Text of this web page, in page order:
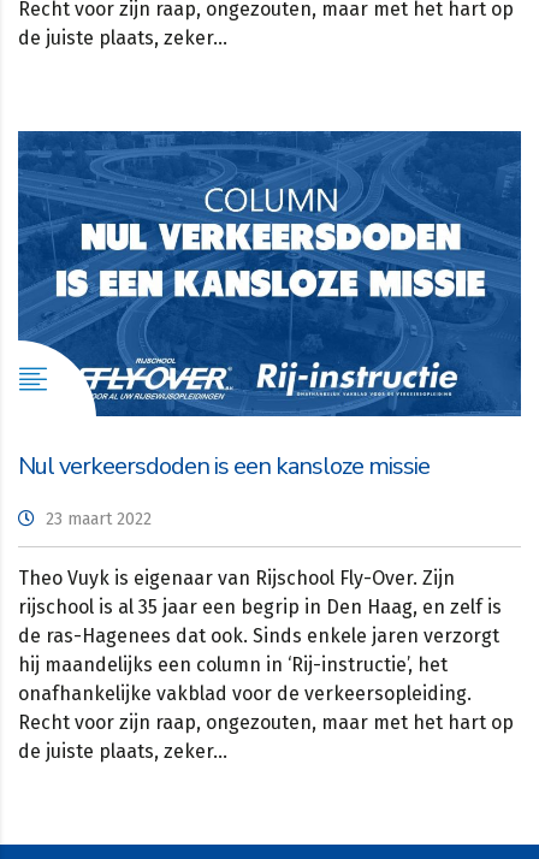
Recht voor zijn raap, ongezouten, maar met het hart op
de juiste plaats, zeker…
Nul verkeersdoden is een kansloze missie
23 maart 2022
Theo Vuyk is eigenaar van Rijschool Fly-Over. Zijn
rijschool is al 35 jaar een begrip in Den Haag, en zelf is
de ras-Hagenees dat ook. Sinds enkele jaren verzorgt
hij maandelijks een column in ‘Rij-instructie’, het
onafhankelijke vakblad voor de verkeersopleiding.
Recht voor zijn raap, ongezouten, maar met het hart op
de juiste plaats, zeker…